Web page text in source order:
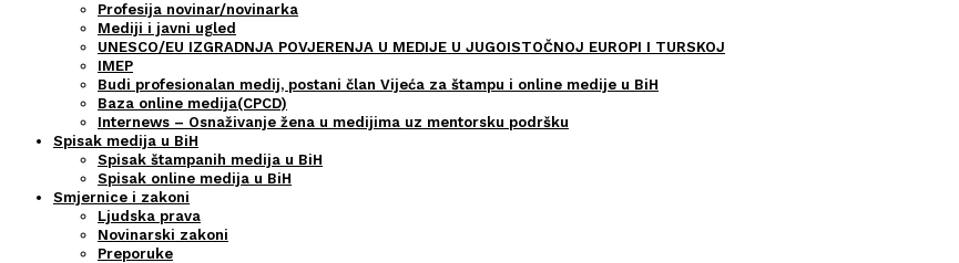
Profesija novinar/novinarka
Mediji i javni ugled
UNESCO/EU IZGRADNJA POVJERENJA U MEDIJE U JUGOISTOČNOJ EUROPI I TURSKOJ
IMEP
Budi profesionalan medij, postani član Vijeća za štampu i online medije u BiH
Baza online medija(CPCD)
Internews – Osnaživanje žena u medijima uz mentorsku podršku
Spisak medija u BiH
Spisak štampanih medija u BiH
Spisak online medija u BiH
Smjernice i zakoni
Ljudska prava
Novinarski zakoni
Preporuke